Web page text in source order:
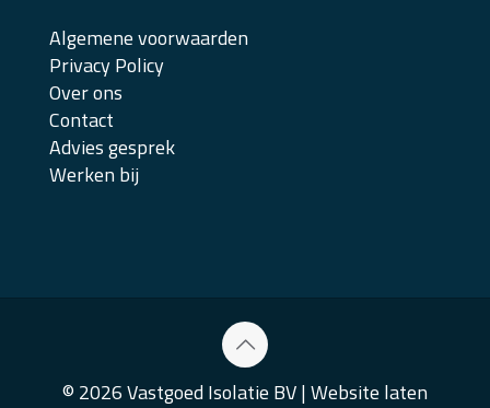
Algemene voorwaarden
Privacy Policy
Over ons
Contact
Advies gesprek
Werken bij
© 2026 Vastgoed Isolatie BV |Website laten